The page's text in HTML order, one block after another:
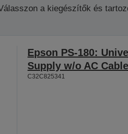
a kiegészítők és
Epson PS-180:
Supply w/o AC Cable
C32C825341